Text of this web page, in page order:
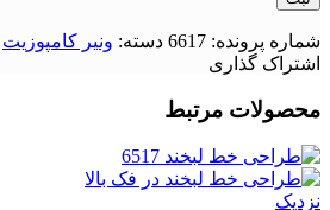
شماره پرونده: 6617 دسته: ونیر کامپوزیت
اشتراک گذاری
محصولات مرتبط
نزدیک